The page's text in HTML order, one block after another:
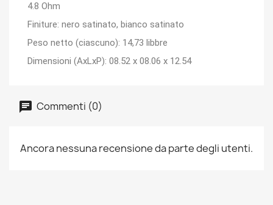
4.8 Ohm
Finiture: nero satinato, bianco satinato
Peso netto (ciascuno): 14,73 libbre
Dimensioni (AxLxP): 08.52 x 08.06 x 12.54
Commenti (0)
Ancora nessuna recensione da parte degli utenti.